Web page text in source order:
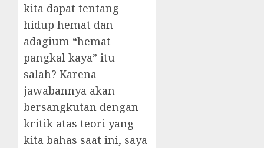
kita dapat tentang
hidup hemat dan
adagium “hemat
pangkal kaya” itu
salah? Karena
jawabannya akan
bersangkutan dengan
kritik atas teori yang
kita bahas saat ini, saya